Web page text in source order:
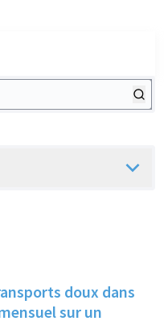
doux dans
sur un